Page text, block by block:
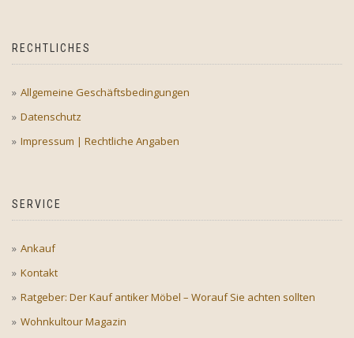
RECHTLICHES
Allgemeine Geschäftsbedingungen
Datenschutz
Impressum | Rechtliche Angaben
SERVICE
Ankauf
Kontakt
Ratgeber: Der Kauf antiker Möbel – Worauf Sie achten sollten
Wohnkultour Magazin